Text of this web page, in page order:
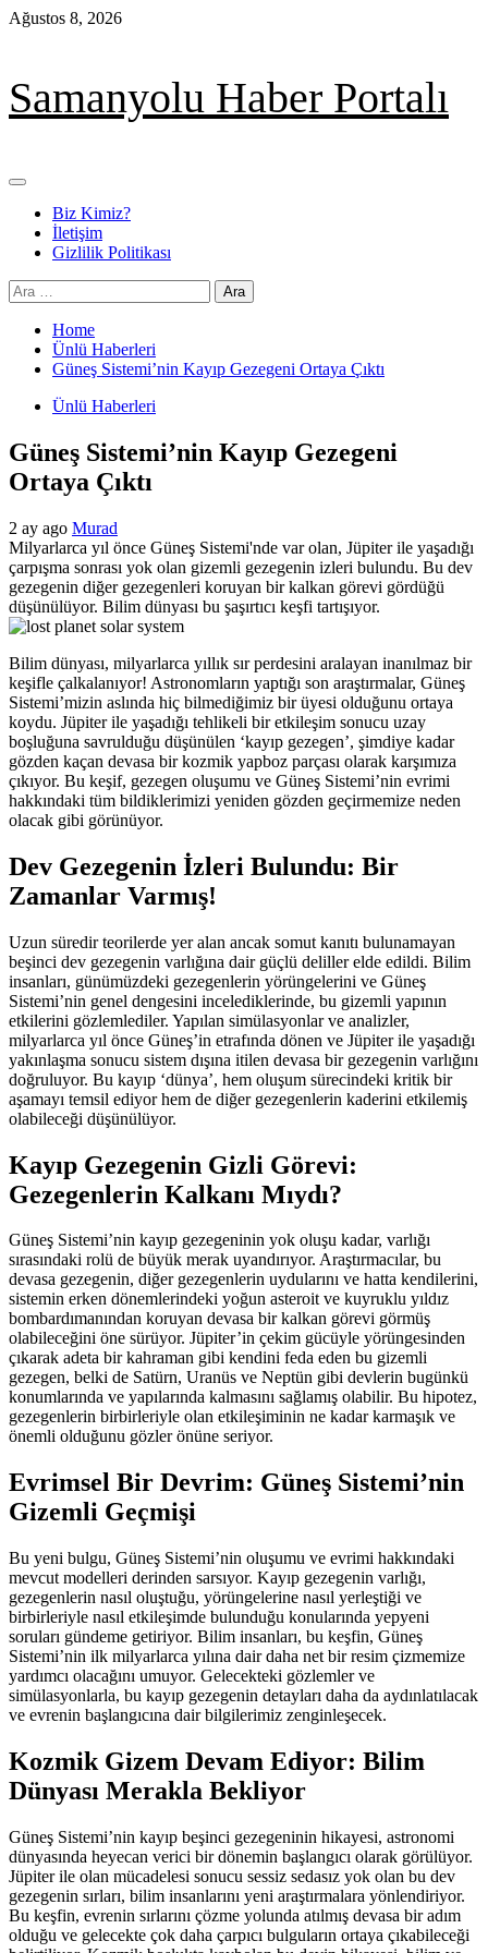
Skip
Ağustos 8, 2026
Samanyolu Haber Portalı
Primary
Biz Kimiz?
İletişim
Gizlilik Politikası
Arama:
Home
Ünlü Haberleri
Güneş Sistemi’nin Kayıp Gezegeni Ortaya Çıktı
Ünlü Haberleri
Güneş Sistemi’nin Kayıp Gezegeni
Ortaya Çıktı
2 ay ago Murad
Milyarlarca yıl önce Güneş Sistemi'nde var olan, Jüpiter ile yaşadığı
çarpışma sonrası yok olan gizemli gezegenin izleri bulundu. Bu dev
gezegenin diğer gezegenleri koruyan bir kalkan görevi gördüğü
düşünülüyor. Bilim dünyası bu şaşırtıcı keşfi tartışıyor.
Bilim dünyası, milyarlarca yıllık sır perdesini aralayan inanılmaz bir
keşifle çalkalanıyor! Astronomların yaptığı son araştırmalar, Güneş
Sistemi’mizin aslında hiç bilmediğimiz bir üyesi olduğunu ortaya
koydu. Jüpiter ile yaşadığı tehlikeli bir etkileşim sonucu uzay
boşluğuna savrulduğu düşünülen ‘kayıp gezegen’, şimdiye kadar
gözden kaçan devasa bir kozmik yapboz parçası olarak karşımıza
çıkıyor. Bu keşif, gezegen oluşumu ve Güneş Sistemi’nin evrimi
hakkındaki tüm bildiklerimizi yeniden gözden geçirmemize neden
olacak gibi görünüyor.
Dev Gezegenin İzleri Bulundu: Bir
Zamanlar Varmış!
Uzun süredir teorilerde yer alan ancak somut kanıtı bulunamayan
beşinci dev gezegenin varlığına dair güçlü deliller elde edildi. Bilim
insanları, günümüzdeki gezegenlerin yörüngelerini ve Güneş
Sistemi’nin genel dengesini incelediklerinde, bu gizemli yapının
etkilerini gözlemlediler. Yapılan simülasyonlar ve analizler,
milyarlarca yıl önce Güneş’in etrafında dönen ve Jüpiter ile yaşadığı
yakınlaşma sonucu sistem dışına itilen devasa bir gezegenin varlığını
doğruluyor. Bu kayıp ‘dünya’, hem oluşum sürecindeki kritik bir
aşamayı temsil ediyor hem de diğer gezegenlerin kaderini etkilemiş
olabileceği düşünülüyor.
Kayıp Gezegenin Gizli Görevi:
Gezegenlerin Kalkanı Mıydı?
Güneş Sistemi’nin kayıp gezegeninin yok oluşu kadar, varlığı
sırasındaki rolü de büyük merak uyandırıyor. Araştırmacılar, bu
devasa gezegenin, diğer gezegenlerin uydularını ve hatta kendilerini,
sistemin erken dönemlerindeki yoğun asteroit ve kuyruklu yıldız
bombardımanından koruyan devasa bir kalkan görevi görmüş
olabileceğini öne sürüyor. Jüpiter’in çekim gücüyle yörüngesinden
çıkarak adeta bir kahraman gibi kendini feda eden bu gizemli
gezegen, belki de Satürn, Uranüs ve Neptün gibi devlerin bugünkü
konumlarında ve yapılarında kalmasını sağlamış olabilir. Bu hipotez,
gezegenlerin birbirleriyle olan etkileşiminin ne kadar karmaşık ve
önemli olduğunu gözler önüne seriyor.
Evrimsel Bir Devrim: Güneş Sistemi’nin
Gizemli Geçmişi
Bu yeni bulgu, Güneş Sistemi’nin oluşumu ve evrimi hakkındaki
mevcut modelleri derinden sarsıyor. Kayıp gezegenin varlığı,
gezegenlerin nasıl oluştuğu, yörüngelerine nasıl yerleştiği ve
birbirleriyle nasıl etkileşimde bulunduğu konularında yepyeni
soruları gündeme getiriyor. Bilim insanları, bu keşfin, Güneş
Sistemi’nin ilk milyarlarca yılına dair daha net bir resim çizmemize
yardımcı olacağını umuyor. Gelecekteki gözlemler ve
simülasyonlarla, bu kayıp gezegenin detayları daha da aydınlatılacak
ve evrenin başlangıcına dair bilgilerimiz zenginleşecek.
Kozmik Gizem Devam Ediyor: Bilim
Dünyası Merakla Bekliyor
Güneş Sistemi’nin kayıp beşinci gezegeninin hikayesi, astronomi
dünyasında heyecan verici bir dönemin başlangıcı olarak görülüyor.
Jüpiter ile olan mücadelesi sonucu sessiz sedasız yok olan bu dev
gezegenin sırları, bilim insanlarını yeni araştırmalara yönlendiriyor.
Bu keşfin, evrenin sırlarını çözme yolunda atılmış devasa bir adım
olduğu ve gelecekte çok daha çarpıcı bulguların ortaya çıkabileceği